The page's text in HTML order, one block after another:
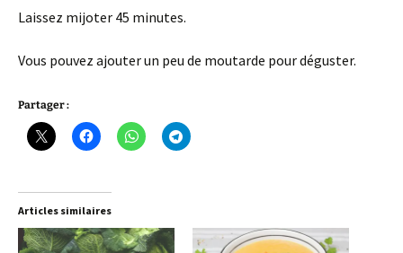
Laissez mijoter 45 minutes.
Vous pouvez ajouter un peu de moutarde pour déguster.
Partager :
Articles similaires